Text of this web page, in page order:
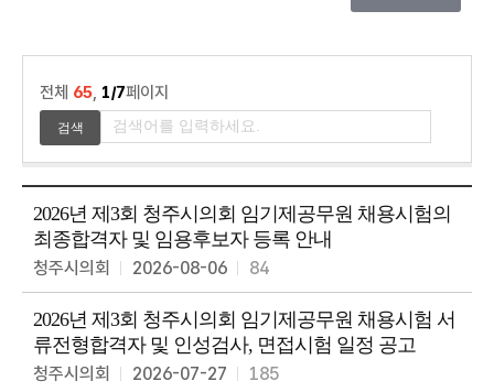
스
마
트
정
전체 65, 1/7페이지
2026년 제3회 청주시의회 임기제공무원 채용시험의
최종합격자 및 임용후보자 등록 안내
청주시의회 2026-08-06 84
2026년 제3회 청주시의회 임기제공무원 채용시험 서
류전형합격자 및 인성검사, 면접시험 일정 공고
청주시의회 2026-07-27 185